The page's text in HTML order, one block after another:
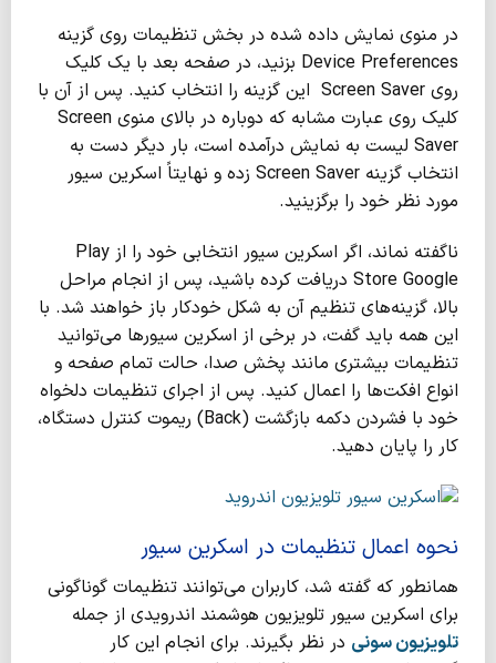
در منوی نمایش داده شده در بخش تنظیمات روی گزینه
Device Preferences بزنید، در صفحه بعد با یک کلیک
روی Screen Saver این گزینه را انتخاب کنید. پس از آن با
کلیک روی عبارت مشابه که دوباره در بالای منوی Screen
Saver لیست به نمایش درآمده است، بار دیگر دست به
انتخاب گزینه Screen Saver زده و نهایتاً اسکرین سیور
مورد نظر خود را برگزینید.
ناگفته نماند، اگر اسکرین سیور انتخابی خود را از Play
Store Google دریافت کرده باشید، پس از انجام مراحل
بالا، گزینه‌های تنظیم آن به شکل خودکار باز خواهند شد. با
این همه باید گفت، در برخی از اسکرین سیورها می‌توانید
تنظیمات بیشتری مانند پخش صدا، حالت تمام صفحه و
انواع افکت‌ها را اعمال کنید. پس از اجرای تنظیمات دلخواه
خود با فشردن دکمه بازگشت (Back) ریموت کنترل دستگاه،
کار را پایان دهید.
نحوه اعمال تنظیمات در اسکرین سیور
همانطور که گفته شد، کاربران می‌توانند تنظیمات گوناگونی
برای اسکرین سیور تلویزیون هوشمند اندرویدی از جمله
تلویزیون سونی در نظر بگیرند. برای انجام این کار